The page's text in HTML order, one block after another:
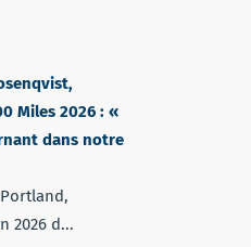
Miles 2026 : «
dans notre
2026 d...